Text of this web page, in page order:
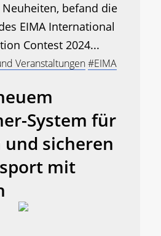
befand die
EIMA International
Contest 2024...
Veranstaltungen#EIMA
System für
sicheren
mit